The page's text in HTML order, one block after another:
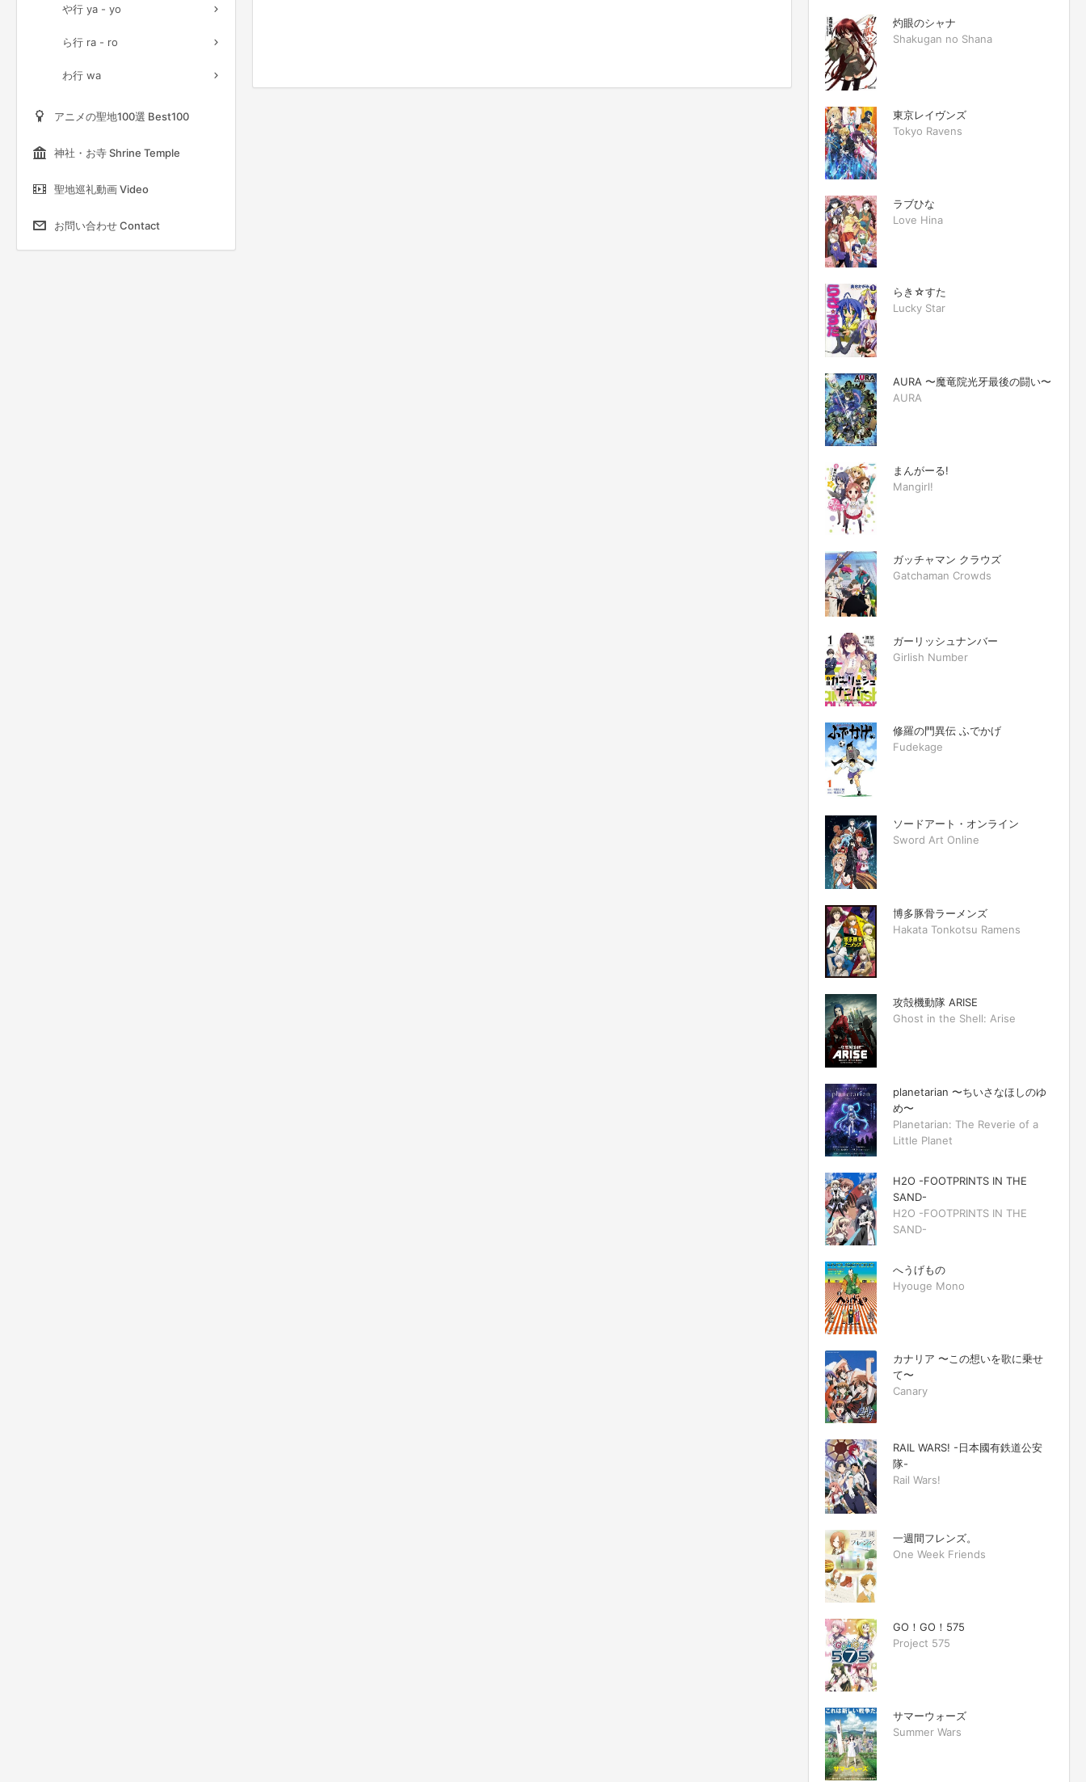
や行 ya - yo
ら行 ra - ro
わ行 wa
アニメの聖地100選 Best100
神社・お寺 Shrine Temple
聖地巡礼動画 Video
お問い合わせ Contact
灼眼のシャナ
Shakugan no Shana
東京レイヴンズ
Tokyo Ravens
ラブひな
Love Hina
らき☆すた
Lucky Star
AURA 〜魔竜院光牙最後の闘い〜
AURA
まんがーる!
Mangirl!
ガッチャマン クラウズ
Gatchaman Crowds
ガーリッシュナンバー
Girlish Number
修羅の門異伝 ふでかげ
Fudekage
ソードアート・オンライン
Sword Art Online
博多豚骨ラーメンズ
Hakata Tonkotsu Ramens
攻殻機動隊 ARISE
Ghost in the Shell: Arise
planetarian 〜ちいさなほしのゆ
め〜
Planetarian: The Reverie of a
Little Planet
H2O -FOOTPRINTS IN THE
SAND-
H2O -FOOTPRINTS IN THE
SAND-
へうげもの
Hyouge Mono
カナリア 〜この想いを歌に乗せ
て〜
Canary
RAIL WARS! -日本國有鉄道公安
隊-
Rail Wars!
一週間フレンズ。
One Week Friends
GO！GO！575
Project 575
サマーウォーズ
Summer Wars